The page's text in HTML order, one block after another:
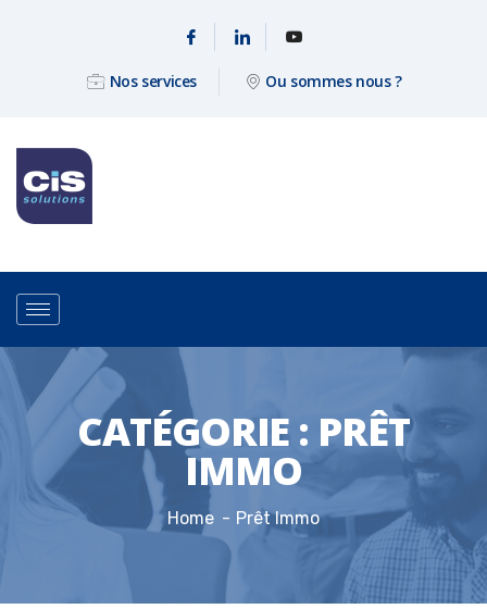
Nos services Ou sommes nous ?
CATÉGORIE : PRÊT
IMMO
Home Prêt Immo